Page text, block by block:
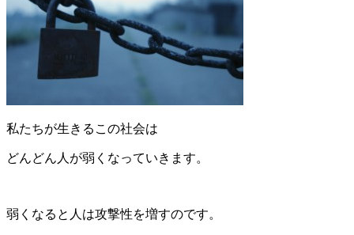
私たちが生きるこの社会は
どんどん人が弱くなっていきます。
弱くなると人は攻撃性を増すのです。